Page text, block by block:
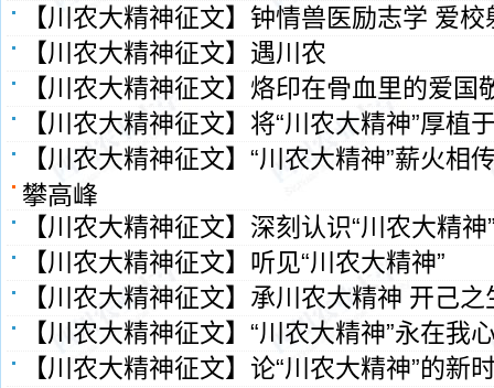
【川农大精神征文】钟情兽医励志学 爱
【川农大精神征文】遇川农
【川农大精神征文】烙印在骨血里的爱国
【川农大精神征文】将“川农大精神”厚植
【川农大精神征文】“川农大精神”薪火相
攀高峰
【川农大精神征文】深刻认识“川农大精
【川农大精神征文】听见“川农大精神”
【川农大精神征文】承川农大精神 开己之
【川农大精神征文】“川农大精神”永在我
【川农大精神征文】论“川农大精神”的新